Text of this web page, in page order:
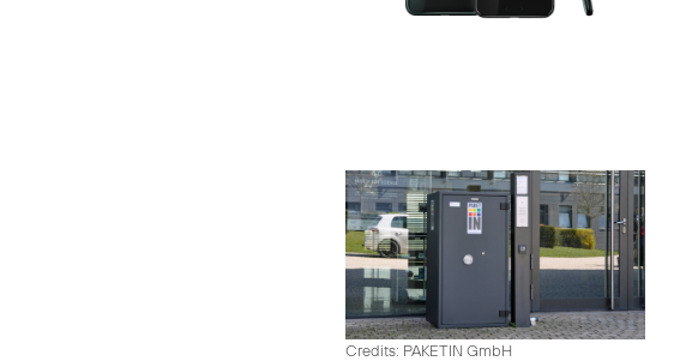
Credits: PAKETIN GmbH